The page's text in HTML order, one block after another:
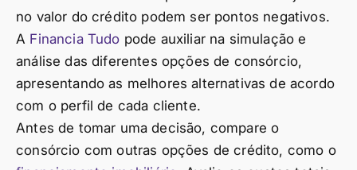
no valor do crédito podem ser pontos negativos.
A Financia Tudo pode auxiliar na simulação e
análise das diferentes opções de consórcio,
apresentando as melhores alternativas de acordo
com o perfil de cada cliente.
Antes de tomar uma decisão, compare o
consórcio com outras opções de crédito, como o